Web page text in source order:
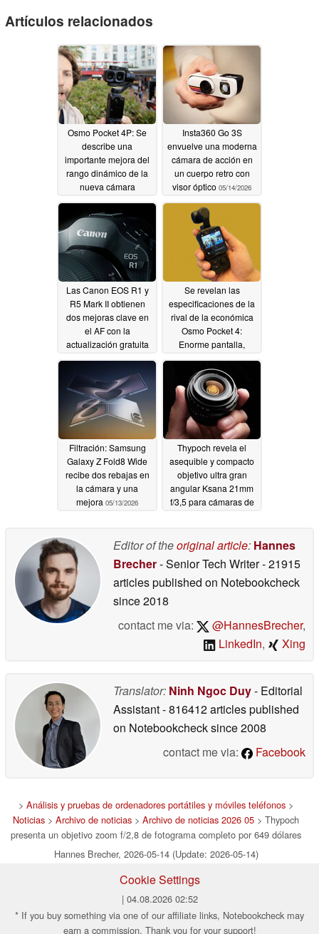
Artículos relacionados
Osmo Pocket 4P: Se
describe una
importante mejora del
rango dinámico de la
nueva cámara
de su lanzamiento
oficial
05/16/2026
Insta360 Go 3S
envuelve una moderna
cámara de acción en
un cuerpo retro con
visor óptico 05/14/2026
Las Canon EOS R1 y
R5 Mark II obtienen
dos mejoras clave en
el AF con la
actualización gratuita
05/14/2026
Se revelan las
especificaciones de la
rival de la económica
Osmo Pocket 4:
Enorme pantalla,
seguimiento AI, zoom
4x, almacenamiento de
64GB05/13/2026
Filtración: Samsung
Galaxy Z Fold8 Wide
recibe dos rebajas en
la cámara y una
mejora 05/13/2026
Thypoch revela el
asequible y compacto
objetivo ultra gran
angular Ksana 21mm
f/3,5 para cámaras de
Editor of theoriginal article: Hannes
Brecher- Senior Tech Writer- 21915
articles published on Notebookcheck
since 2018
contact me via:
@HannesBrecher,
LinkedIn, Xing
Translator: Ninh Ngoc Duy- Editorial
Assistant- 816412 articles published
on Notebookchecksince 2008
contact me via:
Facebook
> Análisis y pruebas de ordenadores portátiles y móviles teléfonos >
Noticias > Archivo de noticias > Archivo de noticias 2026 05 > Thypoch
presenta un objetivo zoom f/2,8 de fotograma completo por 649 dólares
Hannes Brecher, 2026-05-14 (Update: 2026-05-14)
Cookie Settings
| 04.08.2026 02:52
* If you buy something via one of our affiliate links, Notebookcheck may
earn a commission. Thank you for your support!